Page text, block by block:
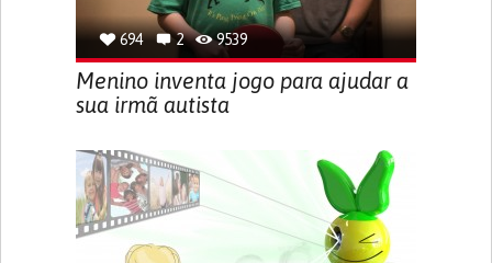
694 2 9539
Menino inventa jogo para ajudar a
sua irmã autista